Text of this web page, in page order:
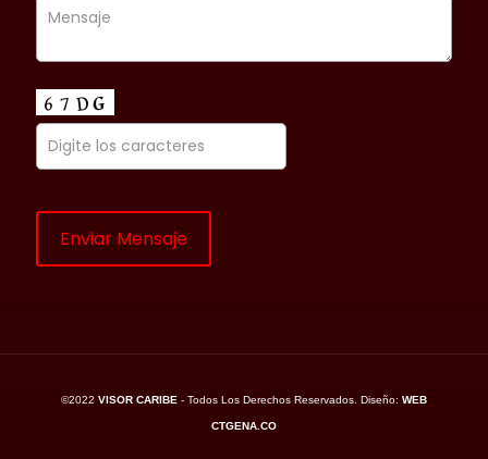
©2022 VISOR CARIBE - Todos Los Derechos Reservados. Diseño: WEB
CTGENA.CO